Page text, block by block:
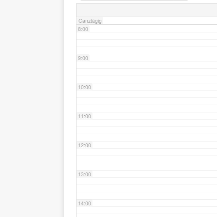
Ganztägig
8:00
9:00
10:00
11:00
12:00
13:00
14:00